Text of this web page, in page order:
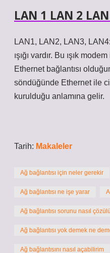
LAN 1 LAN 2
LAN1, LAN2, LAN3,
ışığı vardır. Bu ışık
Ethernet bağlantısı
söndüğünde Ethernet ile
kurulduğu anlamına gelir.
Tarih: Makaleler
Ağ bağlantısı için neler gerekir
Ağ bağlantısı ne işe yarar
Ağ bağlantısı sorunu nasıl
Ağ bağlantısı yok demek ne
Ağ bağlantısını nasıl açabilirim